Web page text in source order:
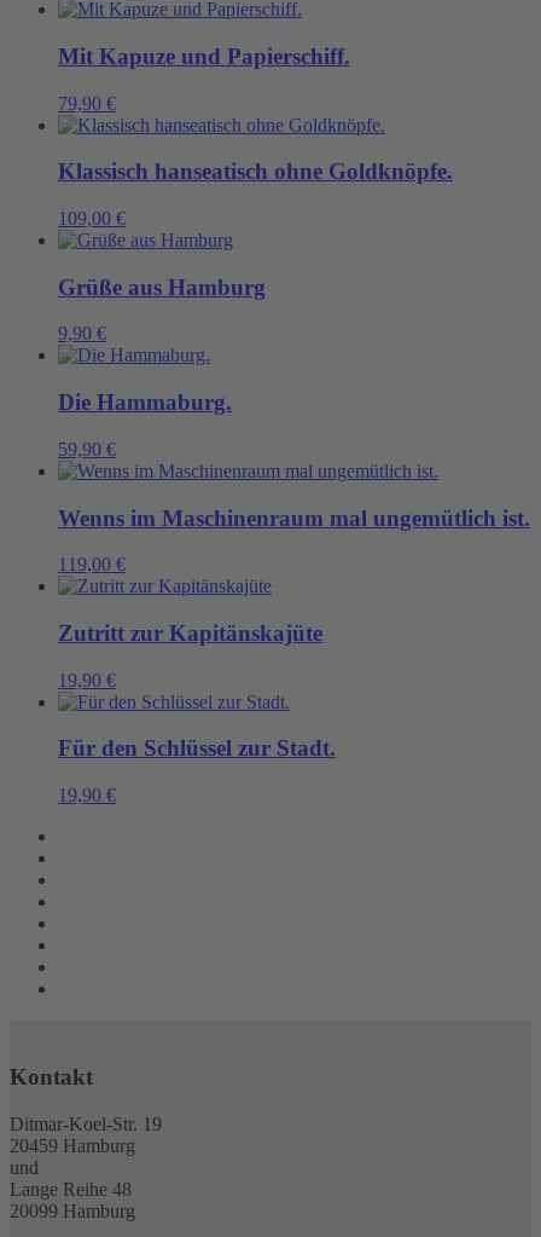
Mit Kapuze und Papierschiff.
79,90 €
Klassisch hanseatisch ohne Goldknöpfe.
109,00 €
Grüße aus Hamburg
9,90 €
Die Hammaburg.
59,90 €
Wenns im Maschinenraum mal ungemütlich ist.
119,00 €
Zutritt zur Kapitänskajüte
19,90 €
Für den Schlüssel zur Stadt.
19,90 €
Kontakt
Ditmar-Koel-Str. 19
20459 Hamburg
und
Lange Reihe 48
20099 Hamburg